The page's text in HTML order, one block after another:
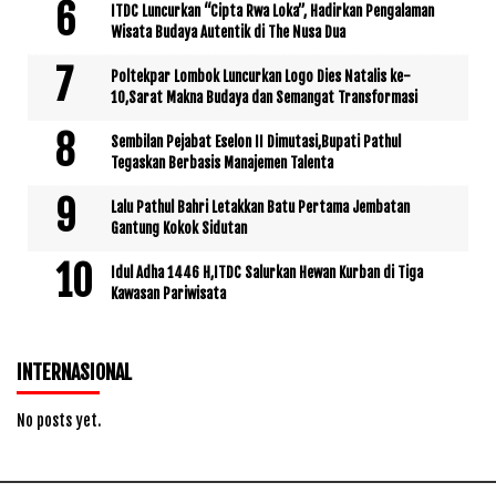
ITDC Luncurkan “Cipta Rwa Loka”, Hadirkan Pengalaman
Wisata Budaya Autentik di The Nusa Dua
Poltekpar Lombok Luncurkan Logo Dies Natalis ke-
10,Sarat Makna Budaya dan Semangat Transformasi
Sembilan Pejabat Eselon II Dimutasi,Bupati Pathul
Tegaskan Berbasis Manajemen Talenta
Lalu Pathul Bahri Letakkan Batu Pertama Jembatan
Gantung Kokok Sidutan
Idul Adha 1446 H,ITDC Salurkan Hewan Kurban di Tiga
Kawasan Pariwisata
INTERNASIONAL
No posts yet.